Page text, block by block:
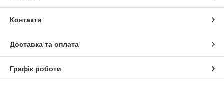
Контакти
Доставка та оплата
Графік роботи